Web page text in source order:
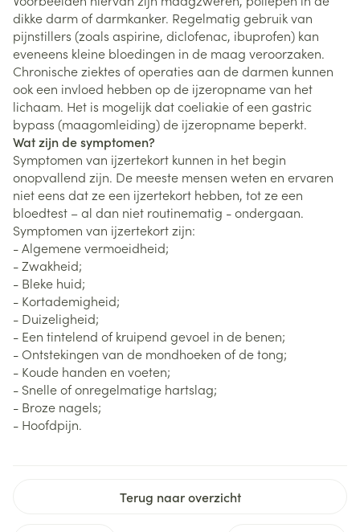
dikke darm of darmkanker. Regelmatig gebruik van
pijnstillers (zoals aspirine, diclofenac, ibuprofen) kan
eveneens kleine bloedingen in de maag veroorzaken.
Chronische ziektes of operaties aan de darmen kunnen
ook een invloed hebben op de ijzeropname van het
lichaam. Het is mogelijk dat coeliakie of een gastric
bypass (maagomleiding) de ijzeropname beperkt.
Wat zijn de symptomen?
Symptomen van ijzertekort kunnen in het begin
onopvallend zijn. De meeste mensen weten en ervaren
niet eens dat ze een ijzertekort hebben, tot ze een
bloedtest – al dan niet routinematig - ondergaan.
Symptomen van ijzertekort zijn:
- Algemene vermoeidheid;
- Zwakheid;
- Bleke huid;
- Kortademigheid;
- Duizeligheid;
- Een tintelend of kruipend gevoel in de benen;
- Ontstekingen van de mondhoeken of de tong;
- Koude handen en voeten;
- Snelle of onregelmatige hartslag;
- Broze nagels;
- Hoofdpijn.
Terug naar overzicht